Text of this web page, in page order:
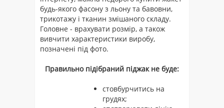
будь-якого фасону з льону та бавовни,
трикотажу і тканин змішаного складу.
Головне - врахувати розмір, а також
вивчити характеристики виробу,
позначені під фото.
Правильно підібраний піджак не буде:
стовбурчитись на
грудях;